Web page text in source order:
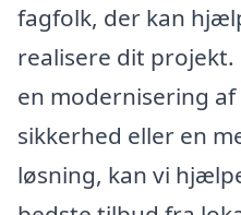
fagfolk, der kan
realisere dit
en modernisering
sikkerhed eller en
løsning, kan vi